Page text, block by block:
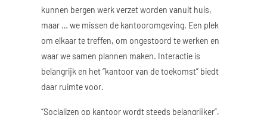
kunnen bergen werk verzet worden vanuit huis,
maar … we missen de kantooromgeving. Een plek
om elkaar te treffen, om ongestoord te werken en
waar we samen plannen maken. Interactie is
belangrijk en het “kantoor van de toekomst” biedt
daar ruimte voor.
“Socializen op kantoor wordt steeds belangrijker”,